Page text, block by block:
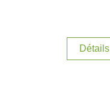
Détails